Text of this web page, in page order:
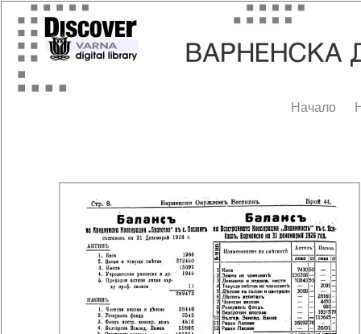
Начало